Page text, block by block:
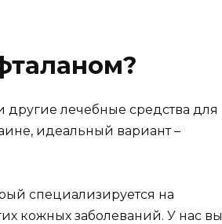
другие лечебные средства для
идеальный вариант –
специализируется на
кожных заболеваний. У нас вы